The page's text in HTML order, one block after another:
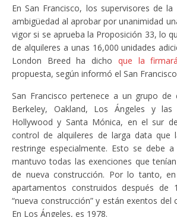
En San Francisco, los supervisores de
ambigüedad al aprobar por unanimidad
vigor si se aprueba la Proposición 33, lo
de alquileres a unas 16,000 unidades
London Breed ha dicho que la firmará
propuesta, según informó el San
San Francisco pertenece a un grupo de
Berkeley, Oakland, Los Ángeles y
Hollywood y Santa Mónica, en el sur
control de alquileres de larga data que
restringe especialmente. Esto se debe a
mantuvo todas las exenciones que
de nueva construcción. Por lo tanto,
apartamentos construidos después de
“nueva construcción” y están exentos del
En Los Ángeles, es 1978.